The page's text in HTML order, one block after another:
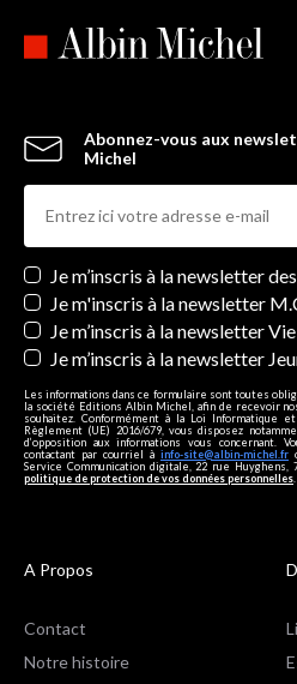
Abonnez-vous aux
Michel
Newsletters
Je m’inscris à la newsletter
Je m'inscris à la newsletter
Je m’inscris à la newsletter
Je m’inscris à la newsletter
Les informations dans ce formulaire sont toutes
la société Editions Albin Michel, afin de recevoir
souhaitez. Conformément à la Loi Informatique
Règlement (UE) 2016/679, vous disposez
d’opposition aux informations vous concernant.
contactant par courriel à info-site@albin-michel.fr
Service Communication digitale, 22 rue Huyghens,
politique de protection de vos données personnelles
A Propos
Contact
Notre histoire